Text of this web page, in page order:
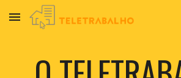
Skip to main content